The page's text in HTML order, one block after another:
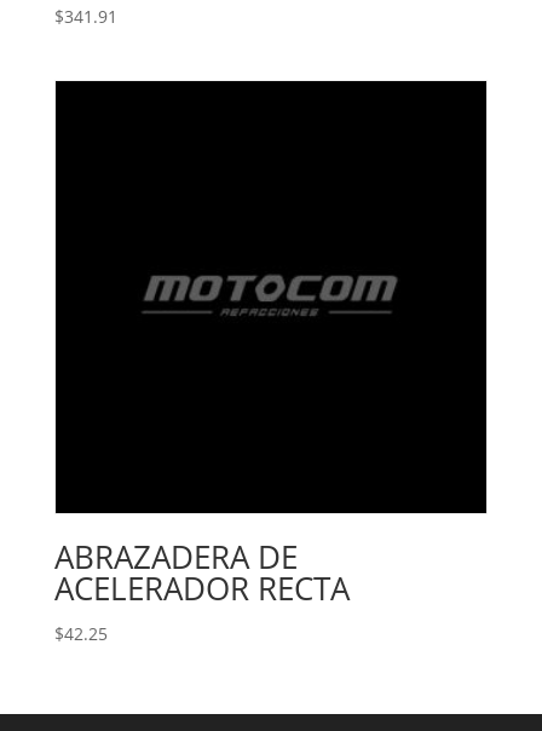
$341.91
ABRAZADERA DE
ACELERADOR RECTA
$42.25